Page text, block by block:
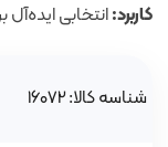
کاربرد:انتخابی
شناسه کالا: 16072